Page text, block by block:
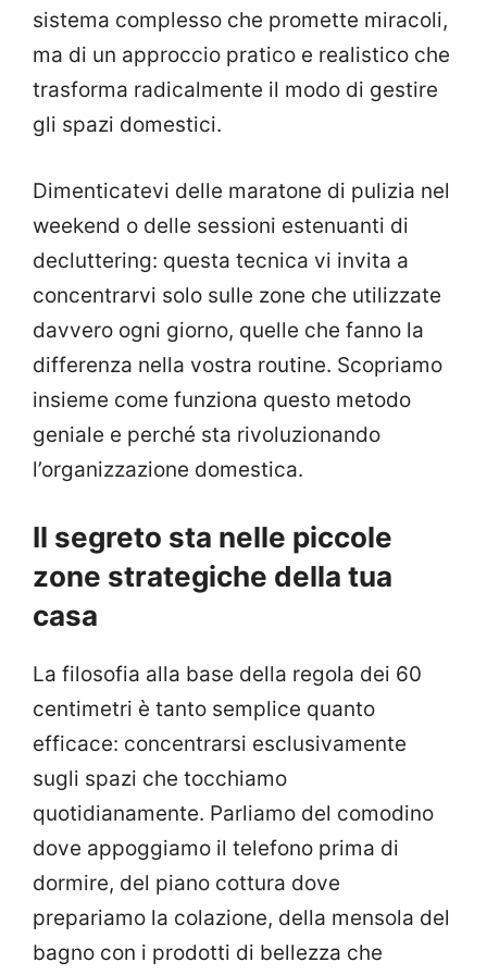
sistema complesso che promette miracoli,
ma di un approccio pratico e realistico che
trasforma radicalmente il modo di gestire
gli spazi domestici.
Dimenticatevi delle maratone di pulizia nel
weekend o delle sessioni estenuanti di
decluttering: questa tecnica vi invita a
concentrarvi solo sulle zone che utilizzate
davvero ogni giorno, quelle che fanno la
differenza nella vostra routine. Scopriamo
insieme come funziona questo metodo
geniale e perché sta rivoluzionando
l’organizzazione domestica.
Il segreto sta nelle piccole
zone strategiche della tua
casa
La filosofia alla base della regola dei 60
centimetri è tanto semplice quanto
efficace: concentrarsi esclusivamente
sugli spazi che tocchiamo
quotidianamente. Parliamo del comodino
dove appoggiamo il telefono prima di
dormire, del piano cottura dove
prepariamo la colazione, della mensola del
bagno con i prodotti di bellezza che